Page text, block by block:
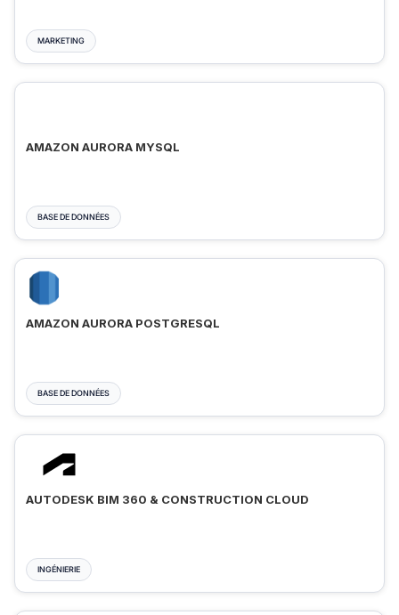
MARKETING
AMAZON AURORA MYSQL
BASE DE DONNÉES
AMAZON AURORA POSTGRESQL
BASE DE DONNÉES
AUTODESK BIM 360 & CONSTRUCTION CLOUD
INGÉNIERIE